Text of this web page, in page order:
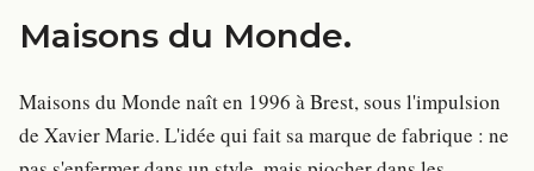
Maisons du Monde.
Maisons du Monde naît en 1996 à Brest, sous l'impulsion
de Xavier Marie. L'idée qui fait sa marque de fabrique : ne